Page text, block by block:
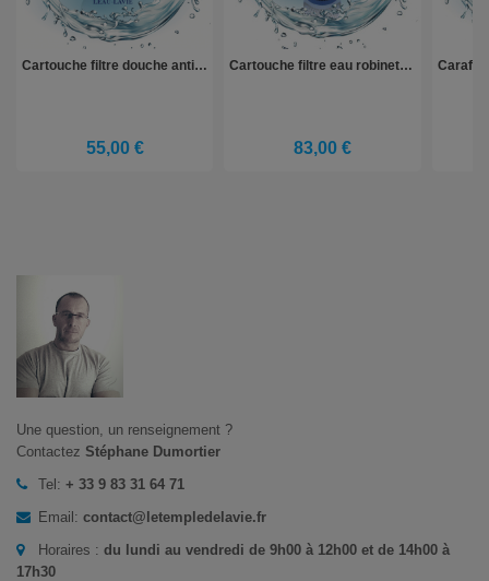
Cartouche filtre douche anti calcaire/chlore sdb | Letempledelavie.fr
55,00 €
Cartouche filtre eau robinet | Letempledelavie.fr
83,00 €
Une question, un renseignement ?
Contactez Stéphane Dumortier
Tel: + 33 9 83 31 64 71
Email: contact@letempledelavie.fr
Horaires : du lundi au vendredi de 9h00 à 12h00 et de 14h00 à
17h30